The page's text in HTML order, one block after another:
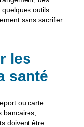
outils
sans sacrifier
les
santé
ou carte
bancaires,
doivent être